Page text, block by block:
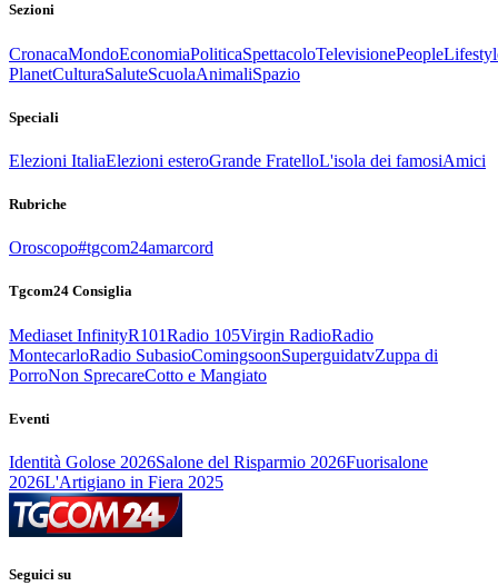
Sezioni
CronacaMondoEconomiaPoliticaSpettacoloTelevisionePeople
PlanetCulturaSaluteScuolaAnimaliSpazio
Speciali
Elezioni ItaliaElezioni esteroGrande FratelloL'isola dei famosiAmici
Rubriche
Oroscopo#tgcom24amarcord
Tgcom24 Consiglia
Mediaset InfinityR101Radio 105Virgin RadioRadio
MontecarloRadio SubasioComingsoonSuperguidatvZuppa di
PorroNon SprecareCotto e Mangiato
Eventi
Identità Golose 2026Salone del Risparmio 2026Fuorisalone
2026L'Artigiano in Fiera 2025
Seguici su